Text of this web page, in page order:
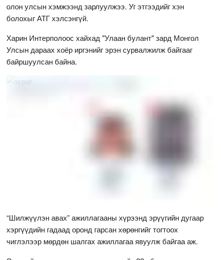
олон улсын хэмжээнд зарлуулжээ. Уг этгээдийг хэн
болохыг АТГ хэлсэнгүй.
Харин Интерполоос хайхад "Улаан булант" зард Монгол
Улсын дараах хоёр иргэнийг эрэн сурвалжилж байгааг
байршуулсан байна.
“Шилжүүлэн авах” ажиллагааны хүрээнд эрүүгийн дугаар
хэргүүдийн гадаад оронд гарсан хөрөнгийг тогтоох
чиглэлээр мөрдөн шалгах ажиллагаа явуулж байгаа аж.